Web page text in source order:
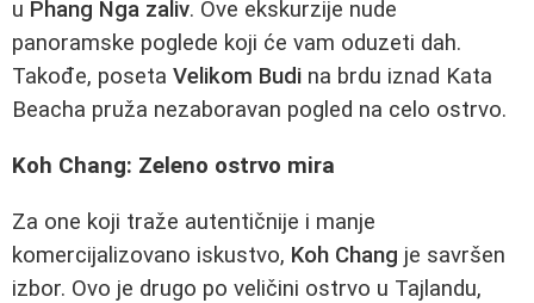
u Phang Nga zaliv. Ove ekskurzije nude
panoramske poglede koji će vam oduzeti dah.
Takođe, poseta Velikom Budi na brdu iznad Kata
Beacha pruža nezaboravan pogled na celo ostrvo.
Koh Chang: Zeleno ostrvo mira
Za one koji traže autentičnije i manje
komercijalizovano iskustvo, Koh Chang je savršen
izbor. Ovo je drugo po veličini ostrvo u Tajlandu,